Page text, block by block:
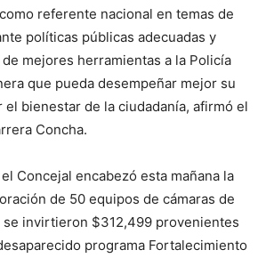
referente nacional en temas de
políticas públicas adecuadas y
mejores herramientas a la Policía
que pueda desempeñar mejor su
el bienestar de la ciudadanía, afirmó el
Concha.
Concejal encabezó esta mañana la
de 50 equipos de cámaras de
se invirtieron $312,499 provenientes
programa Fortalecimiento